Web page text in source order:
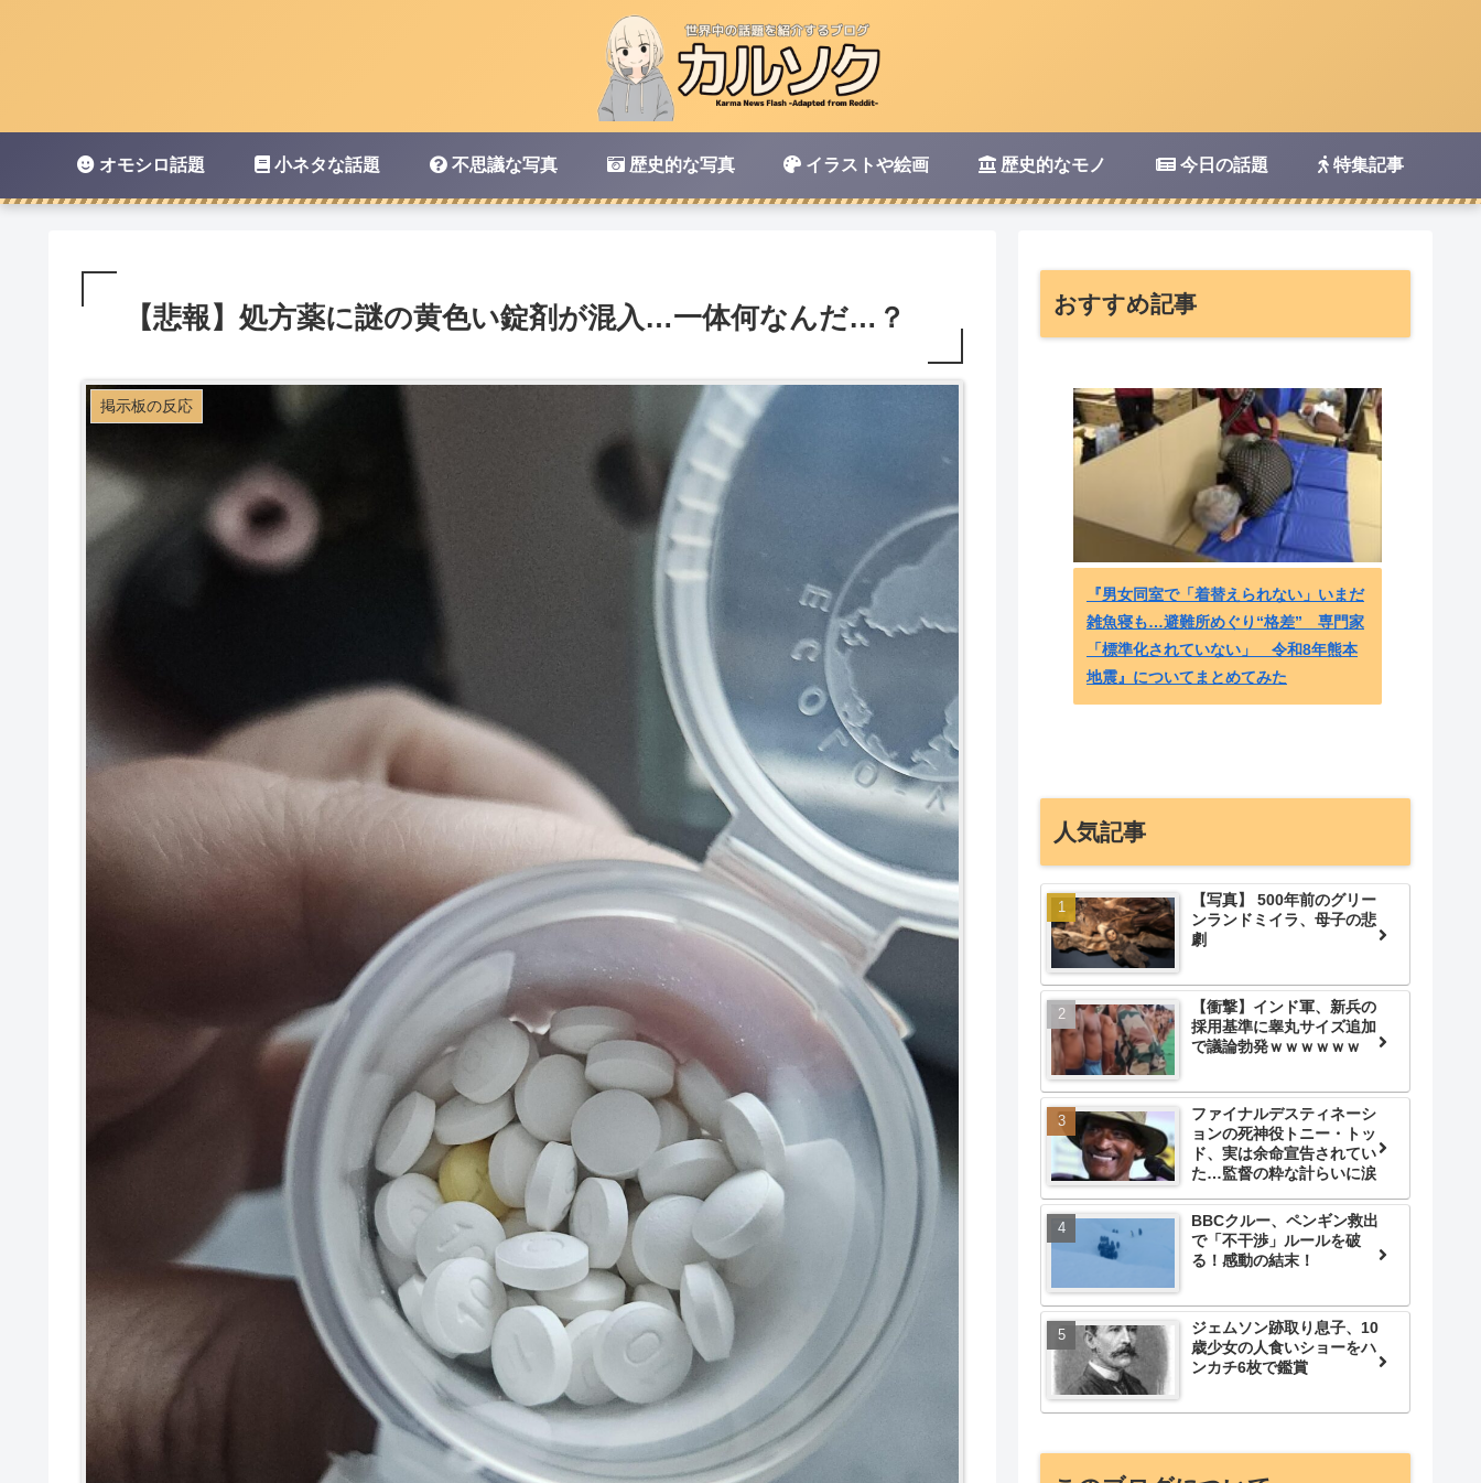
オモシロ話題 小ネタな話題 不思議な写真 歴史的な写真 イラストや絵画 歴史的なモノ 今日の話題 特集記事
【悲報】処方薬に謎の黄色い錠剤が混入…一体何なんだ…？
掲示板の反応
おすすめ記事
『男女同室で「着替えられない」いまだ
雑魚寝も…避難所めぐり“格差” 専門家
「標準化されていない」 令和8年熊本
地震』についてまとめてみた
人気記事
【写真】 500年前のグリー
ンランドミイラ、母子の悲
劇
【衝撃】インド軍、新兵の
採用基準に睾丸サイズ追加
で議論勃発ｗｗｗｗｗｗ
ファイナルデスティネーシ
ョンの死神役トニー・トッ
ド、実は余命宣告されてい
た…監督の粋な計らいに涙
BBCクルー、ペンギン救出
で「不干渉」ルールを破
る！感動の結末！
ジェムソン跡取り息子、10
歳少女の人食いショーをハ
ンカチ6枚で鑑賞